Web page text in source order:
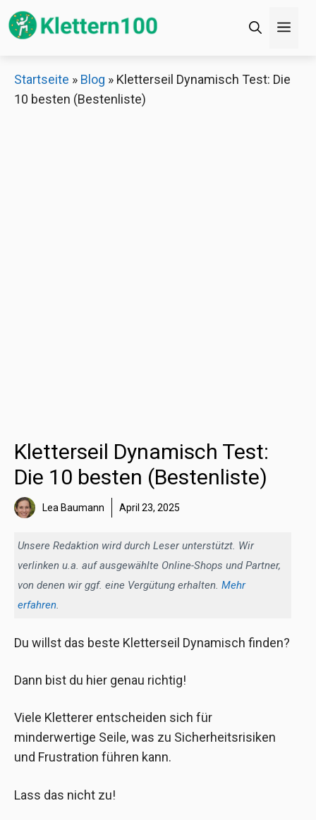
Zum
Inhalt
Startseite » Blog » Kletterseil Dynamisch Test: Die
10 besten (Bestenliste)
Kletterseil Dynamisch Test:
Die 10 besten (Bestenliste)
Lea Baumann April 23, 2025
Unsere Redaktion wird durch Leser unterstützt. Wir
verlinken u.a. auf ausgewählte Online-Shops und Partner,
von denen wir ggf. eine Vergütung erhalten. Mehr
erfahren.
Du willst das beste Kletterseil Dynamisch finden?
Dann bist du hier genau richtig!
Viele Kletterer entscheiden sich für
minderwertige Seile, was zu Sicherheitsrisiken
und Frustration führen kann.
Lass das nicht zu!
Decathlon Sale